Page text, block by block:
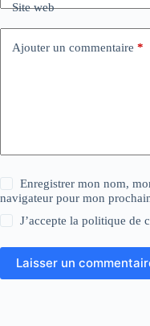
Site web
Ajouter un commentaire *
Enregistrer mon nom,
navigateur pour mon
J’accepte lapolitique de
Laisser un